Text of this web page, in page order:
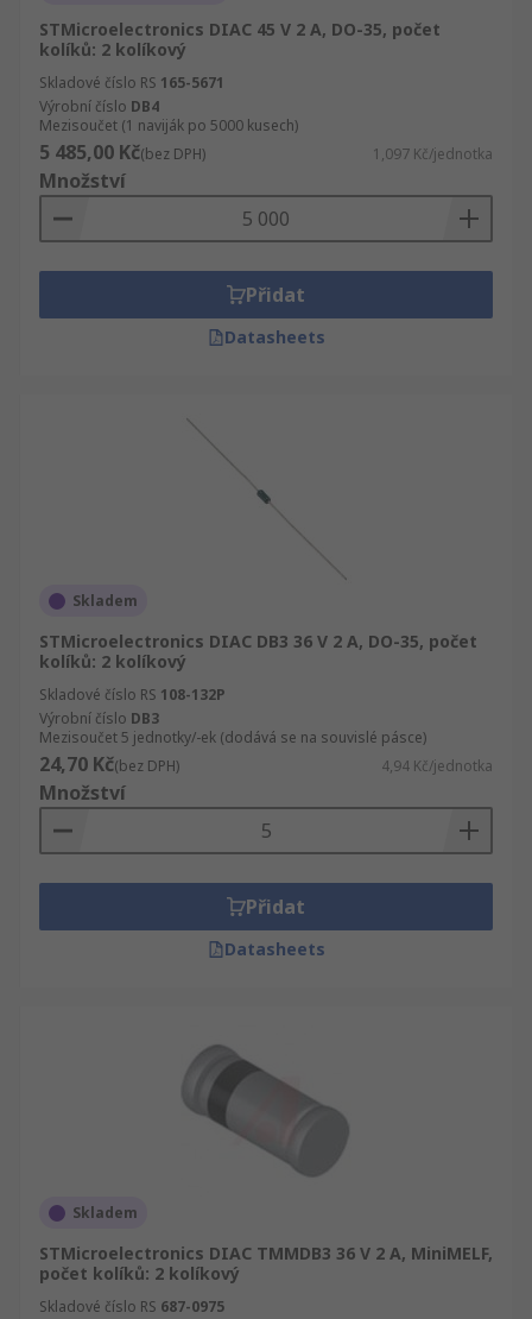
STMicroelectronics DIAC 45 V 2 A, DO-35, počet
kolíků: 2 kolíkový
Skladové číslo RS 165-5671
Výrobní číslo DB4
Mezisoučet (1 naviják po 5000 kusech)
5 485,00 Kč(bez DPH) 1,097 Kč/jednotka
Množství
Přidat
Datasheets
Skladem
STMicroelectronics DIAC DB3 36 V 2 A, DO-35, počet
kolíků: 2 kolíkový
Skladové číslo RS 108-132P
Výrobní číslo DB3
Mezisoučet 5 jednotky/-ek (dodává se na souvislé pásce)
24,70 Kč(bez DPH) 4,94 Kč/jednotka
Množství
Přidat
Datasheets
Skladem
STMicroelectronics DIAC TMMDB3 36 V 2 A, MiniMELF,
počet kolíků: 2 kolíkový
Skladové číslo RS 687-0975